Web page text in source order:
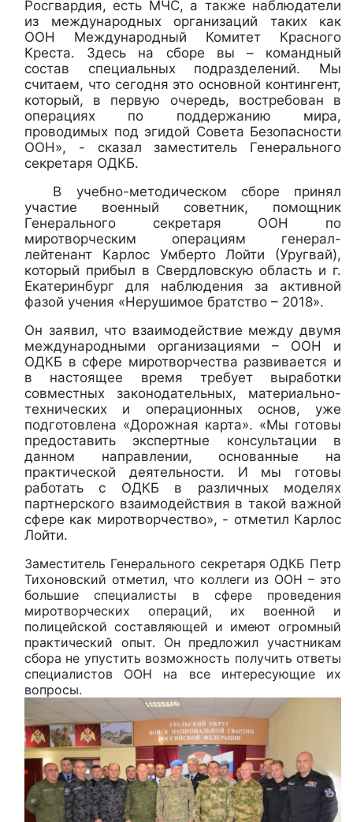
Росгвардия, есть МЧС, а также наблюдатели
из международных организаций таких как
ООН Международный Комитет Красного
Креста. Здесь на сборе вы – командный
состав специальных подразделений. Мы
считаем, что сегодня это основной контингент,
который, в первую очередь, востребован в
операциях по поддержанию мира,
проводимых под эгидой Совета Безопасности
ООН», - сказал заместитель Генерального
секретаря ОДКБ.
В учебно-методическом сборе принял
участие военный советник, помощник
Генерального секретаря ООН по
миротворческим операциям генерал-
лейтенант Карлос Умберто Лойти (Уругвай),
который прибыл в Свердловскую область и г.
Екатеринбург для наблюдения за активной
фазой учения «Нерушимое братство – 2018».
Он заявил, что взаимодействие между двумя
международными организациями – ООН и
ОДКБ в сфере миротворчества развивается и
в настоящее время требует выработки
совместных законодательных, материально-
технических и операционных основ, уже
подготовлена «Дорожная карта». «Мы готовы
предоставить экспертные консультации в
данном направлении, основанные на
практической деятельности. И мы готовы
работать с ОДКБ в различных моделях
партнерского взаимодействия в такой важной
сфере как миротворчество», - отметил Карлос
Лойти.
Заместитель Генерального секретаря ОДКБ Петр
Тихоновский отметил, что коллеги из ООН – это
большие специалисты в сфере проведения
миротворческих операций, их военной и
полицейской составляющей и имеют огромный
практический опыт. Он предложил участникам
сбора не упустить возможность получить ответы
специалистов ООН на все интересующие их
вопросы.